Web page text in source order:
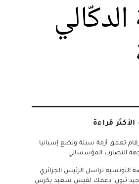
قراءة
تعمق أزمة سبتة وتضع إسبانيا
التضارب المؤسساتي
التونسية تراسل الرئيس الجزائري
تبون: دعمك لقيس سعيد يكرس